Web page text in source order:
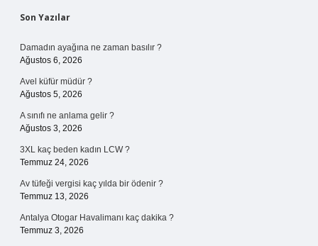
Sidebar
Son Yazılar
Damadın ayağına ne zaman basılır ?
Ağustos 6, 2026
Avel küfür müdür ?
Ağustos 5, 2026
A sınıfı ne anlama gelir ?
Ağustos 3, 2026
3XL kaç beden kadın LCW ?
Temmuz 24, 2026
Av tüfeği vergisi kaç yılda bir ödenir ?
Temmuz 13, 2026
Antalya Otogar Havalimanı kaç dakika ?
Temmuz 3, 2026